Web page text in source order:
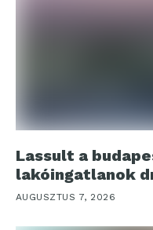
Lassult a
lakóingatlanok
AUGUSZTUS 7, 2026